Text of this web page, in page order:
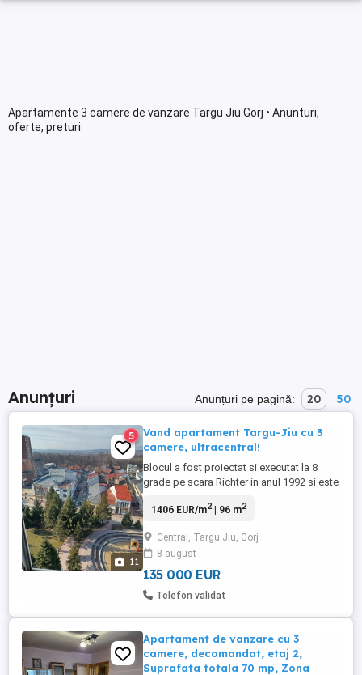
Apartamente 3 camere de vanzare Targu Jiu Gorj • Anunturi,
oferte, preturi
Anunțuri Anunțuri pe pagină: 20 50
11
5
Vand apartament Targu-Jiu cu 3
camere, ultracentral!
Blocul a fost proiectat si executat la 8
grade pe scara Richter in anul 1992 si este
dispune de o parcare mare, rezidentiala.
decomandate, spatioase, bucatarie,
anexe si doua terase mari, incapatoare, de
cca 7 metri lungime, cate ...
1406 EUR/m2| 96 m2
Central, Targu Jiu, Gorj
8 august
135 000 EUR
Telefon validat
Apartament de vanzare cu 3
camere, decomandat, etaj 2,
Suprafata totala 70 mp, Zona